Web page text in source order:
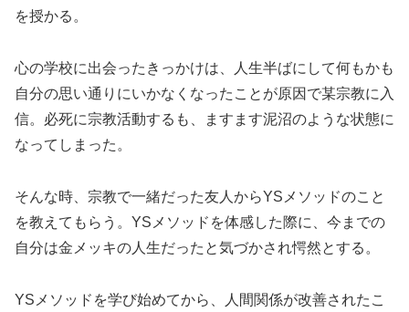
を授かる。
心の学校に出会ったきっかけは、人生半ばにして何もかも
自分の思い通りにいかなくなったことが原因で某宗教に入
信。必死に宗教活動するも、ますます泥沼のような状態に
なってしまった。
そんな時、宗教で一緒だった友人からYSメソッドのこと
を教えてもらう。YSメソッドを体感した際に、今までの
自分は金メッキの人生だったと気づかされ愕然とする。
YSメソッドを学び始めてから、人間関係が改善されたこ